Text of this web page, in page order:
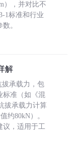
），并对比不
1标准和行业
。
解
拔承载力，包
标准（如《混
拔承载力计算
约80kN）。
议，适用于工